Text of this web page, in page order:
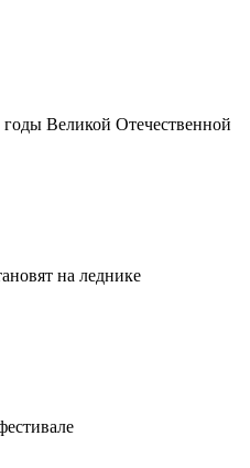
годы Великой Отечественной
на леднике